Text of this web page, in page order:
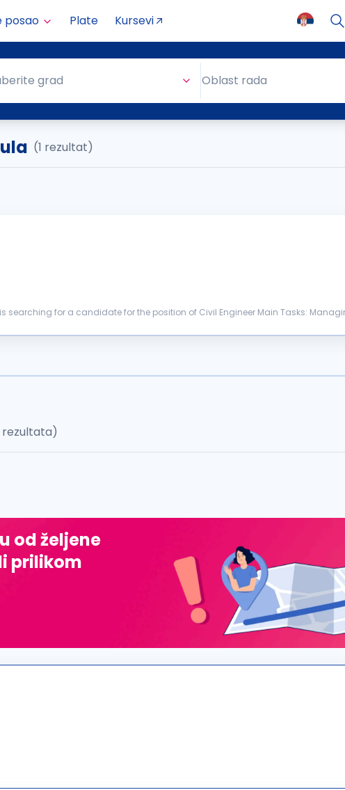
posao Plate Kursevi
grad Oblast rada
(1 rezultat)
for the position of Civil Engineer Main Tasks: Managing and controlling the structural work on the
rezultata)
od željene
prilikom